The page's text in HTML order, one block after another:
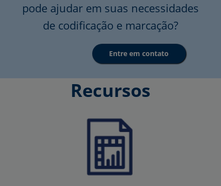
pode ajudar em suas necessidades
de codificação e marcação?
Entre em contato
Recursos